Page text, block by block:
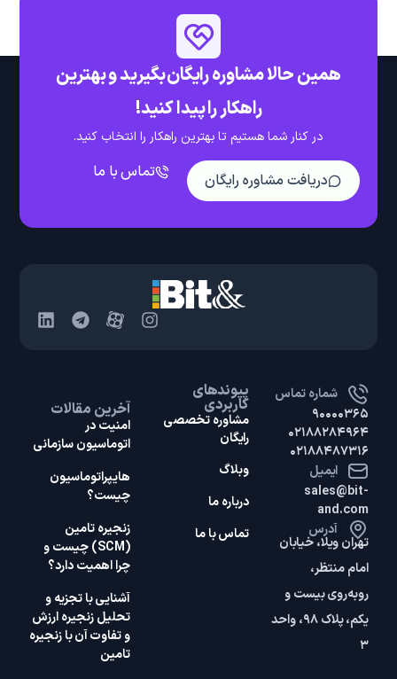
همین حالا مشاوره رایگان بگیرید و بهترین
راهکار را پیدا کنید!
در کنار شما هستیم تا بهترین راهکار را انتخاب کنید.
دریافت مشاوره رایگان تماس با ما
شماره تماس
۹۰۰۰۰۳۶۵
۰۲۱۸۸۲۸۴۹۶۴
۰۲۱۸۸۴۸۷۳۱۶
ایمیل
sales@bit-
and.com
آدرس
تهران ویلا، خیابان
امام منتظر،
روبه‌روی بیست و
یکم، پلاک ۹۸، واحد
۳
پیوندهای
کاربردی
مشاوره تخصصی
رایگان
وبلاگ
درباره ما
تماس با ما
آخرین مقالات
امنیت در
اتوماسیون سازمانی
هایپر‌اتوماسیون
چیست؟
زنجیره تامین
(SCM) چیست و
چرا اهمیت دارد؟
آشنایی با تجزیه و
تحلیل زنجیره ارزش
و تفاوت آن با زنجیره
تامین